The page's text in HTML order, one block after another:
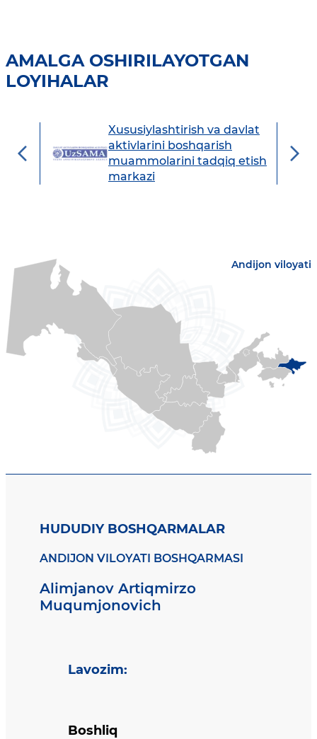
AMALGA OSHIRILAYOTGAN
LOYIHALAR
Xususiylashtirish va davlat
aktivlarini boshqarish
muammolarini tadqiq etish
markazi
Andijon viloyati
HUDUDIY BOSHQARMALAR
ANDIJON VILOYATI BOSHQARMASI
Alimjanov Artiqmirzo
Muqumjonovich
Lavozim:
Boshliq